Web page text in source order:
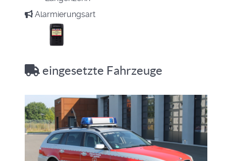
Alarmierungsart
eingesetzte Fahrzeuge